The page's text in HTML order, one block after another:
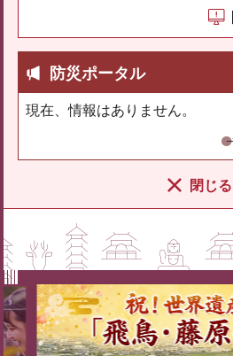
防災ポータル
現在、情報はありません。
閉じる